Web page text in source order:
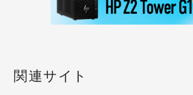
関連サイト